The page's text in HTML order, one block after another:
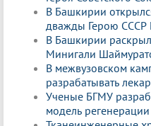
В Башкирии
дважды Герою СССР
В Башкирии
Минигали
В межвузовском
разрабатывать
Ученые БГМУ
модель